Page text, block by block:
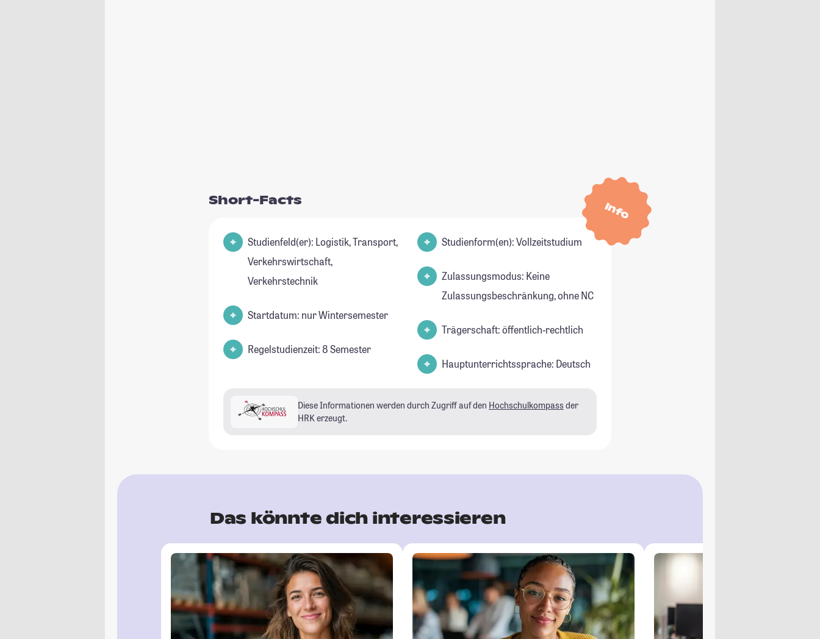
Info
Short-Facts
Studienfeld(er): Logistik, Transport,
Verkehrswirtschaft,
Verkehrstechnik
Startdatum: nur Wintersemester
Regelstudienzeit: 8 Semester
Studienform(en): Vollzeitstudium
Zulassungsmodus: Keine
Zulassungsbeschränkung, ohne NC
Trägerschaft: öffentlich-rechtlich
Hauptunterrichtssprache: Deutsch
Diese Informationen werden durch Zugriff auf den Hochschulkompass der
HRK erzeugt.
Das könnte dich interessieren